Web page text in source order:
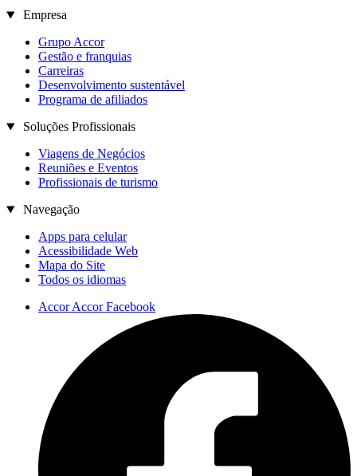
Empresa
Grupo Accor
Gestão e franquias
Carreiras
Desenvolvimento sustentável
Programa de afiliados
Soluções Profissionais
Viagens de Negócios
Reuniões e Eventos
Profissionais de turismo
Navegação
Apps para celular
Acessibilidade Web
Mapa do Site
Todos os idiomas
Accor Accor Facebook